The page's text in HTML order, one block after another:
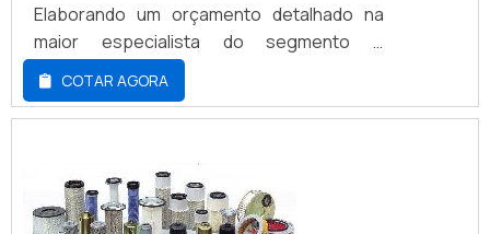
Elaborando um orçamento detalhado na
maior especialista do segmento e
descobrindo a melhor referência em
qualidade.Quando o tema é filtro hidráulico
empilhadeira, com os profissionais
encontrar excelente custo-benefício com
manutenção em diversas marcas e
COTAR AGORA